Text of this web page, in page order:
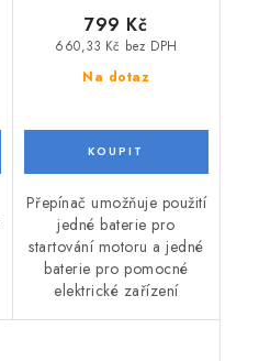
Na dotaz
660,33 Kč bez DPH
799 Kč
Přepínač umožňuje použití
jedné baterie pro
startování motoru a jedné
baterie pro pomocné
elektrické zařízení